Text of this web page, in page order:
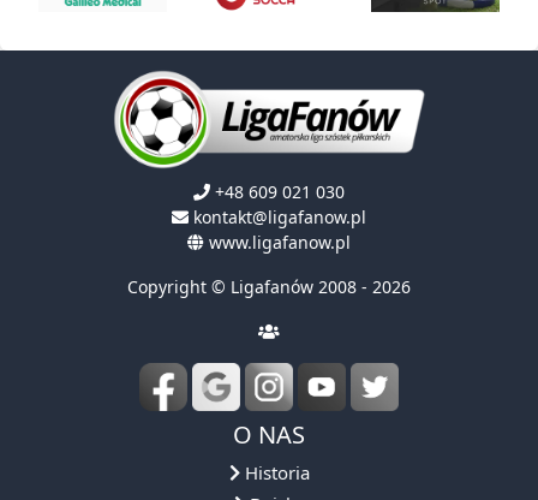
+48 609 021 030
kontakt@ligafanow.pl
www.ligafanow.pl
Copyright © Ligafanów 2008 - 2026
O NAS